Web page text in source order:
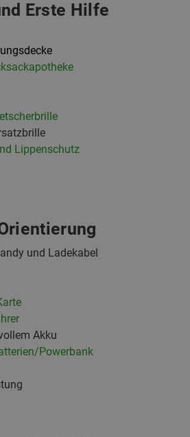
Erste Hilfe
Lippenschutz
und Ladekabel
Akku
Powerbank